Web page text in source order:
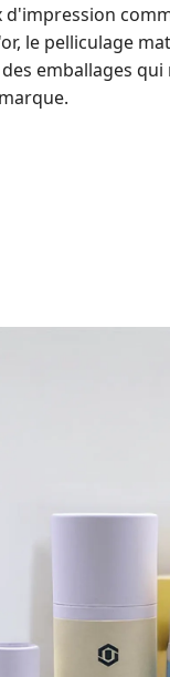
d'impression
le pelliculage
emballages